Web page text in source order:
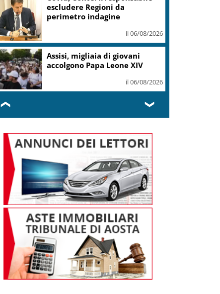
escludere Regioni da
perimetro indagine
il 06/08/2026
Assisi, migliaia di giovani
accolgono Papa Leone XIV
il 06/08/2026
❮ ❯